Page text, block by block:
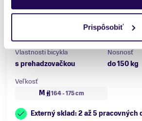
Prispôsobiť
Kategória
Značka
Karbón
Kapacita
400 Wh
Vlastnosti bicykla
s prehadzovačkou
Nosnosť
do 150 kg
Veľkosť
M
164 - 175 cm
Externý sklad: 2 až 5 pracovných